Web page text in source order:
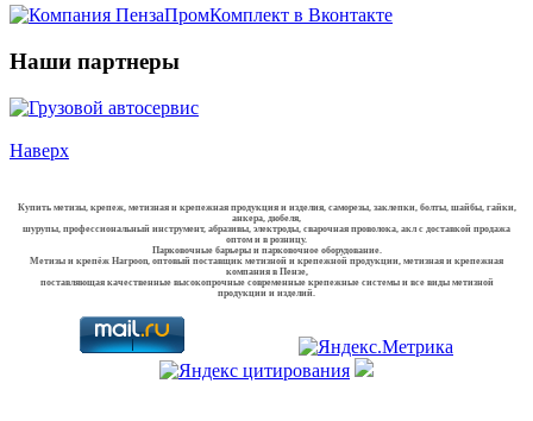
Наши партнеры
Наверх
Купить метизы, крепеж, метизная и крепежная продукция и изделия, саморезы, заклепки, болты, шайбы, гайки,
анкера, дюбеля,
шурупы, профессиональный инструмент, абразивы, электроды, сварочная проволока, акл с доставкой продажа
оптом и в розницу.
Парковочные барьеры и парковочное оборудование.
Метизы и крепёж Harpoon, оптовый поставщик метизной и крепежной продукции, метизная и крепежная
компания в Пензе,
поставляющая качественные высокопрочные современные крепежные системы и все виды метизной
продукции и изделий.